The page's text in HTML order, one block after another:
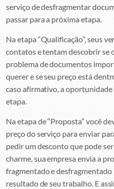
serviço de desfragmentar
passar para a próxima etapa.
Na etapa “Qualificação”, seus
contatos e tentam descobrir se
problema de documentos
querer e se seu preço está
caso afirmativo, a
etapa.
Na etapa de “Proposta” você
preço do serviço para enviar
pedir um desconto que pode
charme, sua empresa envia a
fragmentado e desfragmentado
resultado de seu trabalho. E